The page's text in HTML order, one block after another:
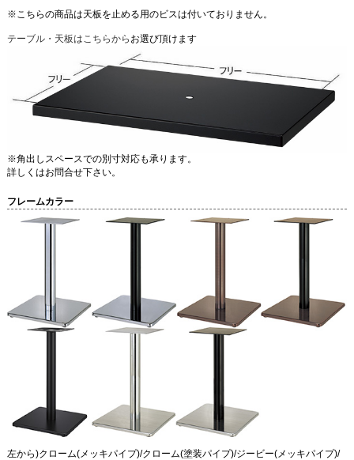
※こちらの商品は天板を止める用のビスは付いておりません。
テーブル・天板はこちらから お選び頂けます
※角出しスペースでの別寸対応も承ります。
詳しくはお問合せ下さい。
フレームカラー
左から)クローム(メッキパイプ)/クローム(塗装パイプ)/ジービー(メッキパイプ)/